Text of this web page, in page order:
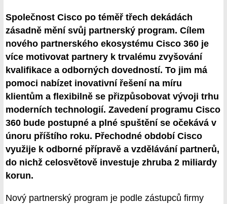
Společnost Cisco po téměř třech dekádách
zásadně mění svůj partnerský program. Cílem
nového partnerského ekosystému Cisco 360 je
více motivovat partnery k trvalému zvyšování
kvalifikace a odborných dovedností. To jim má
pomoci nabízet inovativní řešení na míru
klientům a flexibilně se přizpůsobovat vývoji trhu
moderních technologií. Zavedení programu Cisco
360 bude postupné a plné spuštění se očekává v
únoru příštího roku. Přechodné období Cisco
využije k odborné přípravě a vzdělávání partnerů,
do nichž celosvětově investuje zhruba 2 miliardy
korun.
Nový partnerský program je podle zástupců firmy